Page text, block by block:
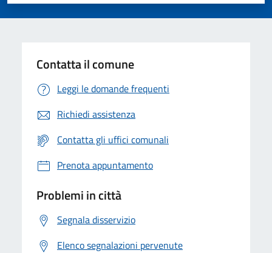
Contatta il comune
Leggi le domande frequenti
Richiedi assistenza
Contatta gli uffici comunali
Prenota appuntamento
Problemi in città
Segnala disservizio
Elenco segnalazioni pervenute